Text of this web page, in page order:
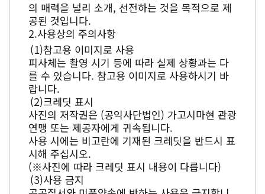
의 매력을 널리 소개, 선전하는 것을 목적으로 제
공된 것입니다.
사용상의 주의사항
참고용 이미지로 사용
피사체는 촬영 시기 등에 따라 실제 상황과는 다
를 수 있습니다. 참고용 이미지로 사용하시기 바
랍니다.
크레딧 표시
사진의 저작권은 (공익사단법인) 가고시마현 관광
연맹 또는 제공자에게 귀속됩니다.
사용 시에는 비고란에 기재된 크레딧을 반드시 표
시해 주십시오.
(※사진에 따라 크레딧 표시 내용이 다릅니다)
사용 금지